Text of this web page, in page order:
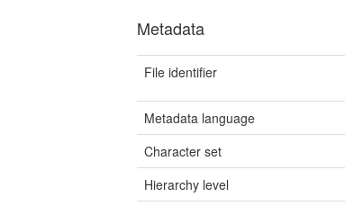
Metadata
File identifier
Metadata language
Character set
Hierarchy level